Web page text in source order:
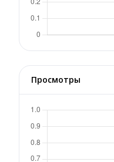
Просмотры